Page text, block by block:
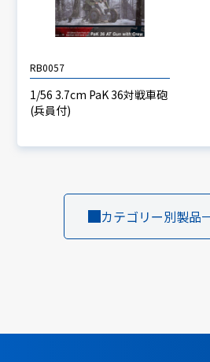
RB0057
1/56 3.7cm PaK 36対戦車砲
(兵員付)
カテゴリー別製品